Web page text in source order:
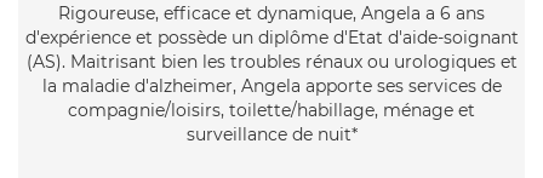
Rigoureuse, efficace et dynamique, Angela a 6 ans
d'expérience et possède un diplôme d'Etat d'aide-soignant
(AS). Maitrisant bien les troubles rénaux ou urologiques et
la maladie d'alzheimer, Angela apporte ses services de
compagnie/loisirs, toilette/habillage, ménage et
surveillance de nuit*